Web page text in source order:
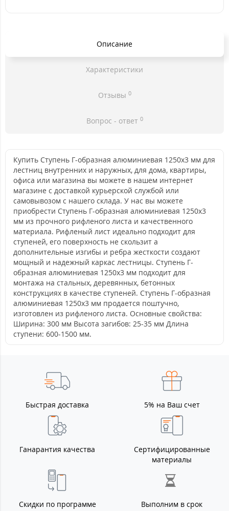
Описание
Характеристики
Отзывы 0
Вопрос - ответ 0
Купить Ступень Г-образная алюминиевая 1250x3 мм для
лестниц внутренних и наружных, для дома, квартиры,
офиса или магазина вы можете в нашем интернет
магазине с доставкой курьерской службой или
самовывозом с нашего склада. У нас вы можете
приобрести Ступень Г-образная алюминиевая 1250x3
мм из прочного рифленого листа и качественного
материала. Рифленый лист идеально подходит для
ступеней, его поверхность не скользит а
дополнительные изгибы и ребра жесткости создают
мощный и надежный каркас лестницы. Ступень Г-
образная алюминиевая 1250x3 мм подходит для
монтажа на стальных, деревянных, бетонных
конструкциях в качестве ступеней. Ступень Г-образная
алюминиевая 1250x3 мм продается поштучно,
изготовлен из рифленого листа. Основные свойства:
Ширина: 300 мм Высота загибов: 25-35 мм Длина
ступени: 600-1500 мм.
Быстрая доставка 5% на Ваш счет
Ганарантия качества
Сертифицированные
материалы
Скидки по программе Выполним в срок